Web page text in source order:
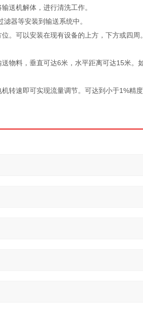
送机解体，进行清洗工作。
器等安装到输送系统中。
。可以安装在现有设备的上方，下方或四
物料，垂直可达6米，水平距离可达15米。
转速即可实现流量调节。可达到小于1%精